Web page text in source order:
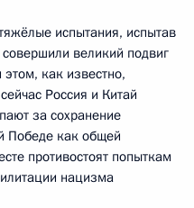
испытания, испытав
великий подвиг
как известно,
Россия и Китай
за сохранение
Победе как общей
противостоят попыткам
нацизма